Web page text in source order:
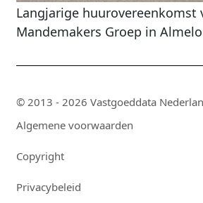
Langjarige huurovereenkomst
Mandemakers Groep in Almelo
© 2013 - 2026 Vastgoeddata
Algemene voorwaarden
Copyright
Privacybeleid